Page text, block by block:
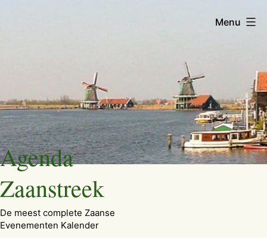
Ga
naar
de
inhoud
Agenda
Zaanstreek
De meest complete Zaanse
Evenementen Kalender
Menu